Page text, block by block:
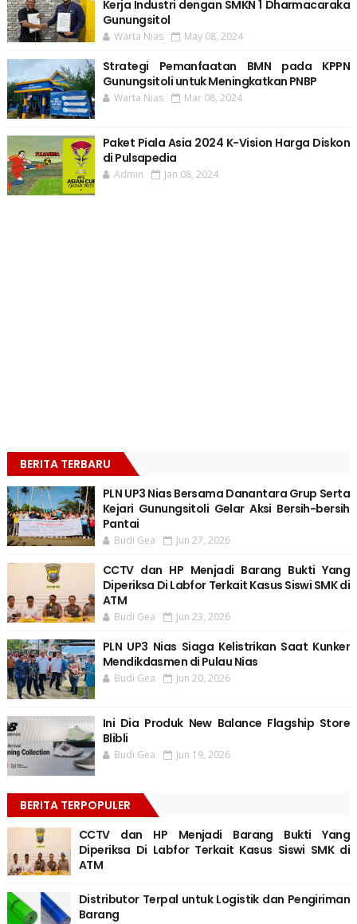
Kerja Industri dengan SMKN 1 Dharmacaraka
Gunungsitol
Warta Nias May 08, 2024
Strategi Pemanfaatan BMN pada KPPN
Gunungsitoli untuk Meningkatkan PNBP
Warta Nias Mar 08, 2024
Paket Piala Asia 2024 K-Vision Harga Diskon
di Pulsapedia
Admin Jan 08, 2024
BERITA TERBARU
PLN UP3 Nias Bersama Danantara Grup Serta
Kejari Gunungsitoli Gelar Aksi Bersih-bersih
Pantai
Budi Gea Jun 27, 2026
CCTV dan HP Menjadi Barang Bukti Yang
Diperiksa Di Labfor Terkait Kasus Siswi SMK di
ATM
Budi Gea Jun 23, 2026
PLN UP3 Nias Siaga Kelistrikan Saat Kunker
Mendikdasmen di Pulau Nias
Budi Gea Jun 20, 2026
Ini Dia Produk New Balance Flagship Store
Blibli
Budi Gea Jun 19, 2026
BERITA TERPOPULER
CCTV dan HP Menjadi Barang Bukti Yang
Diperiksa Di Labfor Terkait Kasus Siswi SMK di
ATM
Distributor Terpal untuk Logistik dan Pengiriman
Barang